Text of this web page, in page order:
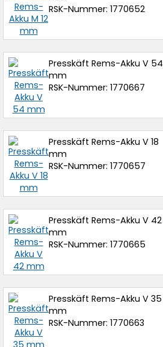
RSK-Nummer: 1770652
Presskäft Rems-Akku V 54
mm
RSK-Nummer: 1770667
Presskäft Rems-Akku V 18
mm
RSK-Nummer: 1770657
Presskäft Rems-Akku V 42
mm
RSK-Nummer: 1770665
Presskäft Rems-Akku V 35
mm
RSK-Nummer: 1770663